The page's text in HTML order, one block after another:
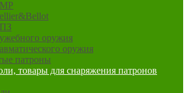
оружия
оружия
патроны
товары для снаряжения патронов